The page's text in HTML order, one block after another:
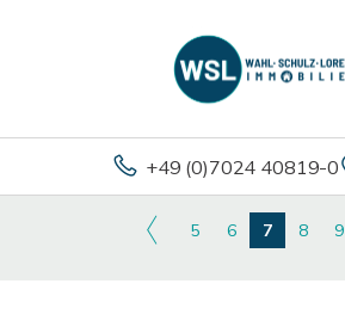
+49 (0)7024 40819-0
5 6 7 8 9